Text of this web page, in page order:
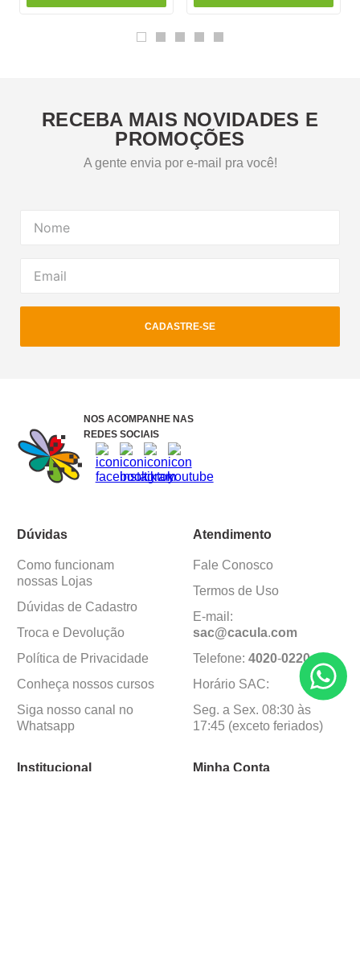
RECEBA MAIS NOVIDADES E
PROMOÇÕES
A gente envia por e-mail pra você!
CADASTRE-SE
NOS ACOMPANHE NAS
REDES SOCIAIS
Dúvidas
Como funcionam
nossas Lojas
Dúvidas de Cadastro
Troca e Devolução
Política de Privacidade
Conheça nossos cursos
Siga nosso canal no
Whatsapp
Atendimento
Fale Conosco
Termos de Uso
E-mail:
sac@cacula.com
Telefone: 4020-0220
Horário SAC:
Seg. a Sex. 08:30 às
17:45 (exceto feriados)
Institucional Minha Conta